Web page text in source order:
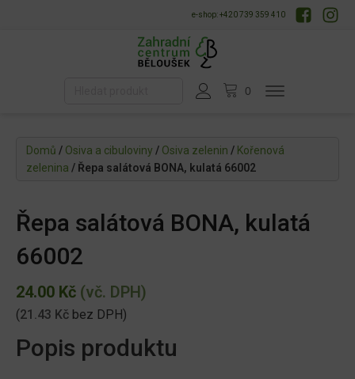
e-shop: +420 739 359 410
Domů / Osiva a cibuloviny / Osiva zelenin / Kořenová
zelenina / Řepa salátová BONA, kulatá 66002
Řepa salátová BONA, kulatá
66002
24.00 Kč (vč. DPH)
(21.43 Kč bez DPH)
Popis produktu